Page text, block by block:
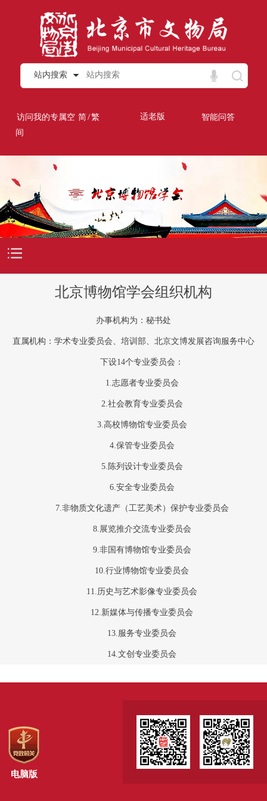
站内搜索
访问我的专属空
间
简/繁 适老版 智能问答
北京博物馆学会组织机构
办事机构为：秘书处
直属机构：学术专业委员会、培训部、北京文博发展咨询服务中心
下设14个专业委员会：
1.志愿者专业委员会
2.社会教育专业委员会
3.高校博物馆专业委员会
4.保管专业委员会
5.陈列设计专业委员会
6.安全专业委员会
7.非物质文化遗产（工艺美术）保护专业委员会
8.展览推介交流专业委员会
9.非国有博物馆专业委员会
10.行业博物馆专业委员会
11.历史与艺术影像专业委员会
12.新媒体与传播专业委员会
13.服务专业委员会
14.文创专业委员会
电脑版